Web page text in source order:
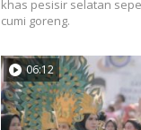
khas pesisir selatan
cumi goreng.
06:12